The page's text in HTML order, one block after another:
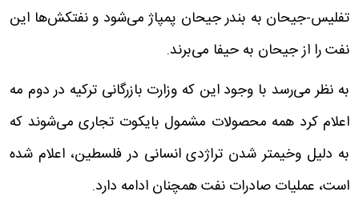
تفلیس-جیحان به بندر جیحان پمپاژ می‌شود و نفتکش‌ها این
نفت را از جیحان به حیفا می‌برند.
به نظر می‌رسد با وجود این که وزارت بازرگانی ترکیه در دوم مه
اعلام کرد همه محصولات مشمول بایکوت تجاری می‌شوند که
به دلیل وخیمتر شدن تراژدی انسانی در فلسطین، اعلام شده
است، عملیات صادرات نفت همچنان ادامه دارد.